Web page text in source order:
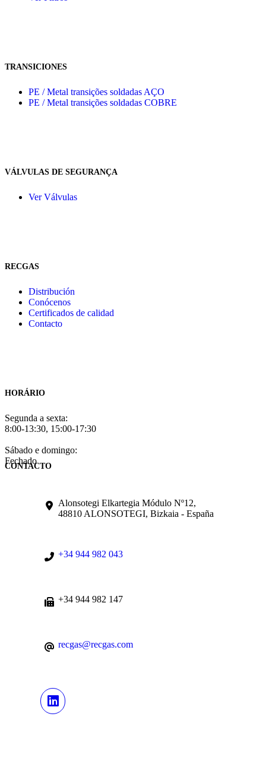
TRANSICIONES
PE / Metal transições soldadas AÇO
PE / Metal transições soldadas COBRE
VÁLVULAS DE SEGURANÇA
Ver Válvulas
RECGAS
Distribución
Conócenos
Certificados de calidad
Contacto
HORÁRIO
Segunda a sexta:
8:00-13:30, 15:00-17:30
Sábado e domingo:
Fechado
CONTACTO
Alonsotegi Elkartegia Módulo Nº12,
48810 ALONSOTEGI, Bizkaia - España
+34 944 982 043
+34 944 982 147
recgas@recgas.com